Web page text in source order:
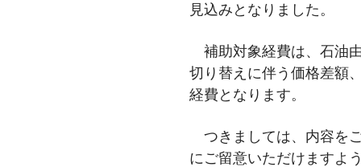
見込みとなりました。
補助対象経費は、石油
切り替えに伴う価格差額
経費となります。
つきましては、内容を
にご留意いただけますよ